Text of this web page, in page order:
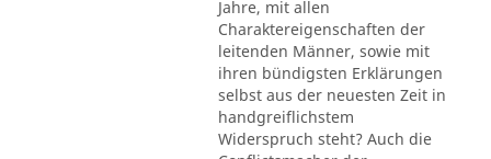
Jahre, mit allen
Charaktereigenschaften der
leitenden Männer, sowie mit
ihren bündigsten Erklärungen
selbst aus der neuesten Zeit in
handgreiflichstem
Widerspruch steht? Auch die